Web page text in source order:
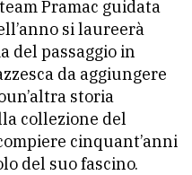
Pramac guidata
si laureerà
del passaggio in
da aggiungere
storia
collezione del
cinquant’anni
del suo fascino.